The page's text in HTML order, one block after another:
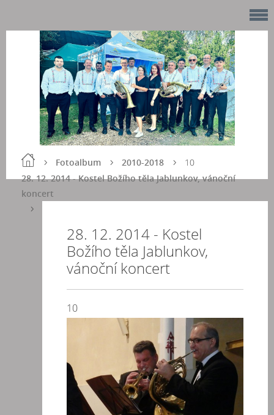
Fotoalbum
2010-2018
28. 12. 2014 - Kostel Božího těla Jablunkov, vánoční
koncert
10
28. 12. 2014 - Kostel
Božího těla Jablunkov,
vánoční koncert
10